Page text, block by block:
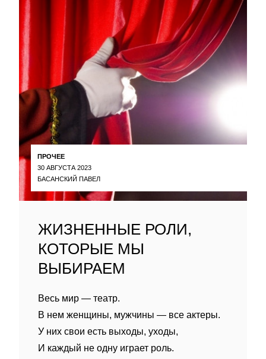
ПРОЧЕЕ
30 АВГУСТА 2023
БАСАНСКИЙ ПАВЕЛ
ЖИЗНЕННЫЕ РОЛИ,
КОТОРЫЕ МЫ
ВЫБИРАЕМ
Весь мир — театр.
В нем женщины, мужчины — все актеры.
У них свои есть выходы, уходы,
И каждый не одну играет роль.